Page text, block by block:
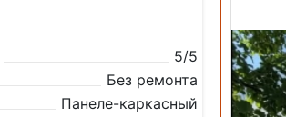
5/5
Без ремонта
Панеле-каркасный